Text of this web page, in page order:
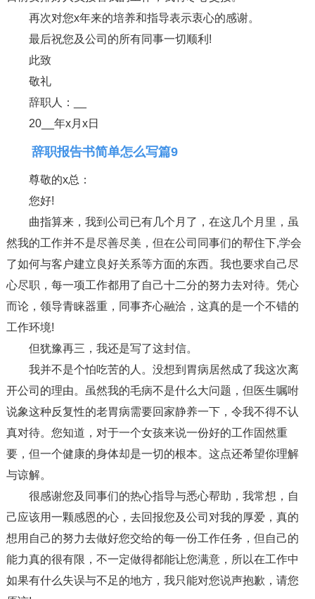
再次对您x年来的培养和指导表示衷心的感谢。
最后祝您及公司的所有同事一切顺利!
此致
敬礼
辞职人：__
20__年x月x日
辞职报告书简单怎么写篇9
尊敬的x总：
您好!
曲指算来，我到公司已有几个月了，在这几个月里，虽
然我的工作并不是尽善尽美，但在公司同事们的帮住下,学会
了如何与客户建立良好关系等方面的东西。我也要求自己尽
心尽职，每一项工作都用了自己十二分的努力去对待。凭心
而论，领导青睐器重，同事齐心融洽，这真的是一个不错的
工作环境!
但犹豫再三，我还是写了这封信。
我并不是个怕吃苦的人。没想到胃病居然成了我这次离
开公司的理由。虽然我的毛病不是什么大问题，但医生嘱咐
说象这种反复性的老胃病需要回家静养一下，令我不得不认
真对待。您知道，对于一个女孩来说一份好的工作固然重
要，但一个健康的身体却是一切的根本。这点还希望你理解
与谅解。
很感谢您及同事们的热心指导与悉心帮助，我常想，自
己应该用一颗感恩的心，去回报您及公司对我的厚爱，真的
想用自己的努力去做好您交给的每一份工作任务，但自己的
能力真的很有限，不一定做得都能让您满意，所以在工作中
如果有什么失误与不足的地方，我只能对您说声抱歉，请您